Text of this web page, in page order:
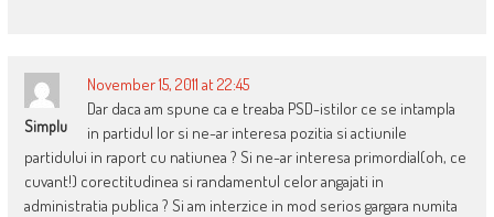
Simplu
November 15, 2011 at 22:45
Dar daca am spune ca e treaba PSD-istilor ce se intampla
in partidul lor si ne-ar interesa pozitia si actiunile
partidului in raport cu natiunea ? Si ne-ar interesa primordial(oh, ce
cuvant!) corectitudinea si randamentul celor angajati in
administratia publica ? Si am interzice in mod serios gargara numita